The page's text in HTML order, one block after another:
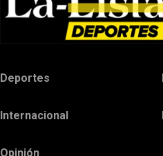
Deportes
Internacional
Opinión